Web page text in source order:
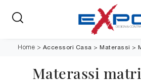
Home > Accessori Casa > Materassi >
Materassi